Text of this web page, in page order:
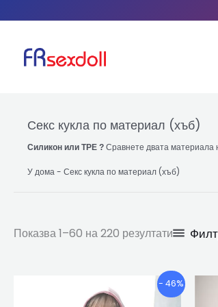
съдържанието
Секс кукла по материал (хъб)
Силикон или TPE ? Сравнете двата материала
У дома- Секс кукла по материал (хъб)
Показва 1–60 на 220 резултати
- 46%
Ценови
диапазон: